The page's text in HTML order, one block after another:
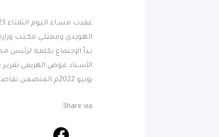
الهـويـدي وممثلـي مكـتـب
بـدأ الإجتماع بكلمـة لرئيس
يونيـو 2022م المتضمـن تفاصيل الإيرادات والمصروفات ، كما تم اعتماد المراجع القانوني للعام القادم
Share via: